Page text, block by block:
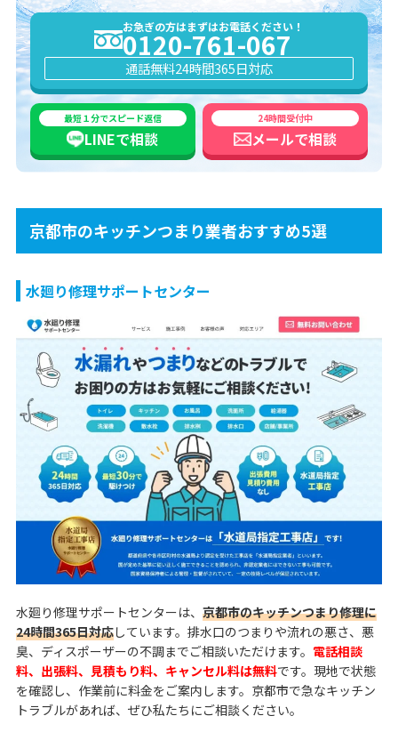
お急ぎの方はまずはお電話ください！
0120-761-067
通話無料24時間365日対応
最短１分でスピード返信
LINEで相談
24時間受付中
メールで相談
京都市のキッチンつまり業者おすすめ5選
水廻り修理サポートセンター
水廻り修理サポートセンターは、 京都市のキッチンつまり修理に
24時間365日対応しています。排水口のつまりや流れの悪さ、悪
臭、ディスポーザーの不調までご相談いただけます。 電話相談
料、出張料、見積もり料、キャンセル料は無料です。現地で状態
を確認し、作業前に料金をご案内します。京都市で急なキッチン
トラブルがあれば、ぜひ私たちにご相談ください。